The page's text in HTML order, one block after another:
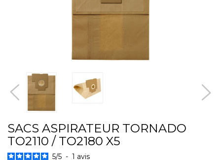
SACS ASPIRATEUR TORNADO
TO2110 / TO2180 X5
5/5 - 1 avis